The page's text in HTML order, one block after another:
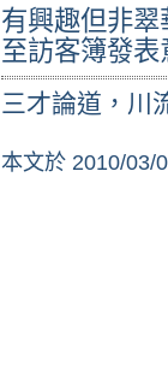
有興趣但非
至訪客簿發表
三才論道，川
本文於 2010/03/